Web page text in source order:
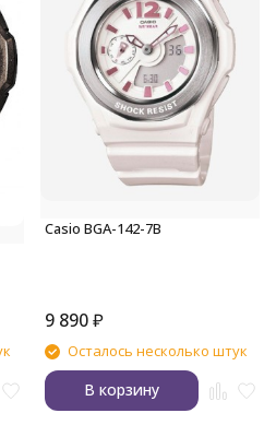
Casio BGA-142-7B
9 890 ₽
Осталось несколько штук
В корзину